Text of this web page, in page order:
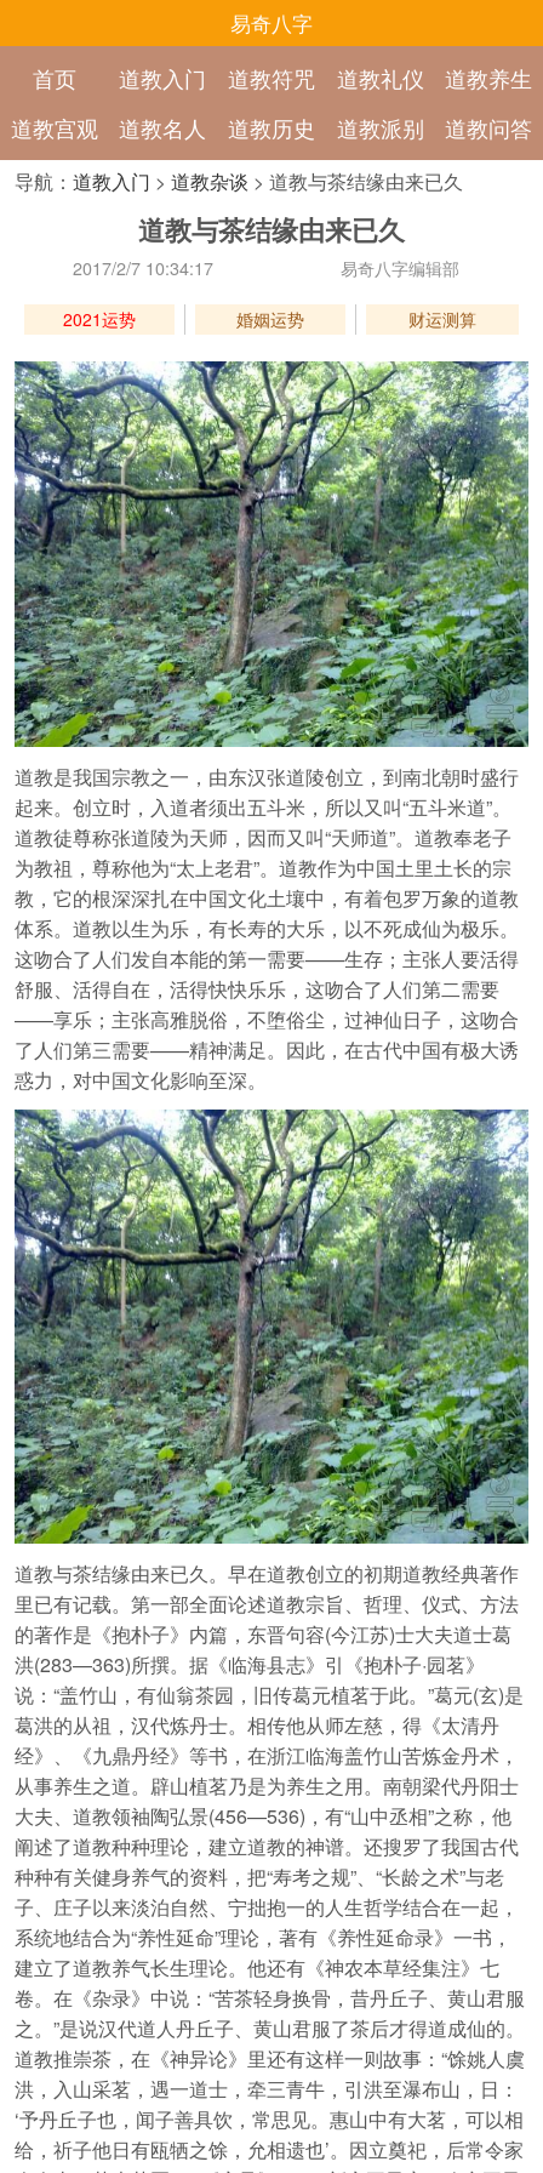
易奇八字
首页 道教入门 道教符咒 道教礼仪
道教养生
道教宫观
道教名人 道教历史 道教派别 道教问答
导航： 道教入门 > 道教杂谈 > 道教与茶结缘由来已久
道教与茶结缘由来已久
2017/2/7 10:34:17 易奇八字编辑部
2021运势 婚姻运势 财运测算
道教是我国宗教之一，由东汉张道陵创立，到南北朝时盛行
起来。创立时，入道者须出五斗米，所以又叫“五斗米道”。
道教徒尊称张道陵为天师，因而又叫“天师道”。道教奉老子
为教祖，尊称他为“太上老君”。道教作为中国土里土长的宗
教，它的根深深扎在中国文化土壤中，有着包罗万象的道教
体系。道教以生为乐，有长寿的大乐，以不死成仙为极乐。
这吻合了人们发自本能的第一需要——生存；主张人要活得
舒服、活得自在，活得快快乐乐，这吻合了人们第二需要
——享乐；主张高雅脱俗，不堕俗尘，过神仙日子，这吻合
了人们第三需要——精神满足。因此，在古代中国有极大诱
惑力，对中国文化影响至深。
道教与茶结缘由来已久。早在道教创立的初期道教经典著作
里已有记载。第一部全面论述道教宗旨、哲理、仪式、方法
的著作是《抱朴子》内篇，东晋句容(今江苏)士大夫道士葛
洪(283—363)所撰。据《临海县志》引《抱朴子·园茗》
说：“盖竹山，有仙翁茶园，旧传葛元植茗于此。”葛元(玄)是
葛洪的从祖，汉代炼丹士。相传他从师左慈，得《太清丹
经》、《九鼎丹经》等书，在浙江临海盖竹山苦炼金丹术，
从事养生之道。辟山植茗乃是为养生之用。南朝梁代丹阳士
大夫、道教领袖陶弘景(456—536)，有“山中丞相”之称，他
阐述了道教种种理论，建立道教的神谱。还搜罗了我国古代
种种有关健身养气的资料，把“寿考之规”、“长龄之术”与老
子、庄子以来淡泊自然、宁拙抱一的人生哲学结合在一起，
系统地结合为“养性延命”理论，著有《养性延命录》一书，
建立了道教养气长生理论。他还有《神农本草经集注》七
卷。在《杂录》中说：“苦茶轻身换骨，昔丹丘子、黄山君服
之。”是说汉代道人丹丘子、黄山君服了茶后才得道成仙的。
道教推崇茶，在《神异论》里还有这样一则故事：“馀姚人虞
洪，入山采茗，遇一道士，牵三青牛，引洪至瀑布山，日：
‘予丹丘子也，闻子善具饮，常思见。惠山中有大茗，可以相
给，祈子他日有瓯牺之馀，允相遗也’。因立奠祀，后常令家